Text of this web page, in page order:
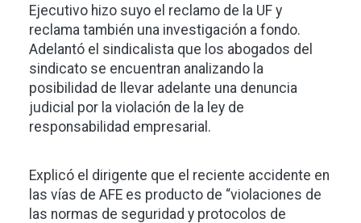
Ejecutivo hizo suyo el reclamo de la UF y
reclama también una investigación a fondo.
Adelantó el sindicalista que los abogados del
sindicato se encuentran analizando la
posibilidad de llevar adelante una denuncia
judicial por la violación de la ley de
responsabilidad empresarial.
Explicó el dirigente que el reciente accidente en
las vías de AFE es producto de “violaciones de
las normas de seguridad y protocolos de